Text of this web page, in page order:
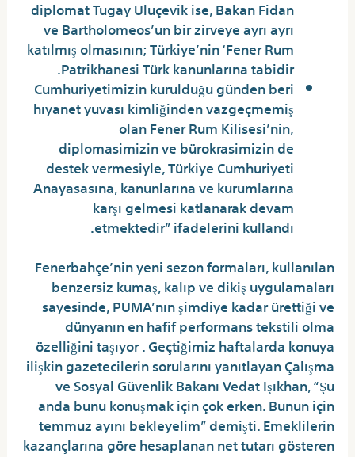
diplomat Tugay Uluçevik ise, Bakan Fidan
ve Bartholomeos’un bir zirveye ayrı ayrı
katılmış olmasının; Türkiye’nin ‘Fener Rum
Patrikhanesi Türk kanunlarına tabidir.
Cumhuriyetimizin kurulduğu günden beri
hıyanet yuvası kimliğinden vazgeçmemiş
olan Fener Rum Kilisesi’nin,
diplomasimizin ve bürokrasimizin de
destek vermesiyle, Türkiye Cumhuriyeti
Anayasasına, kanunlarına ve kurumlarına
karşı gelmesi katlanarak devam
etmektedir” ifadelerini kullandı.
Fenerbahçe’nin yeni sezon formaları, kullanılan
benzersiz kumaş, kalıp ve dikiş uygulamaları
sayesinde, PUMA’nın şimdiye kadar ürettiği ve
dünyanın en hafif performans tekstili olma
özelliğini taşıyor . Geçtiğimiz haftalarda konuya
ilişkin gazetecilerin sorularını yanıtlayan Çalışma
ve Sosyal Güvenlik Bakanı Vedat Işıkhan, “Şu
anda bunu konuşmak için çok erken. Bunun için
temmuz ayını bekleyelim” demişti. Emeklilerin
kazançlarına göre hesaplanan net tutarı gösteren